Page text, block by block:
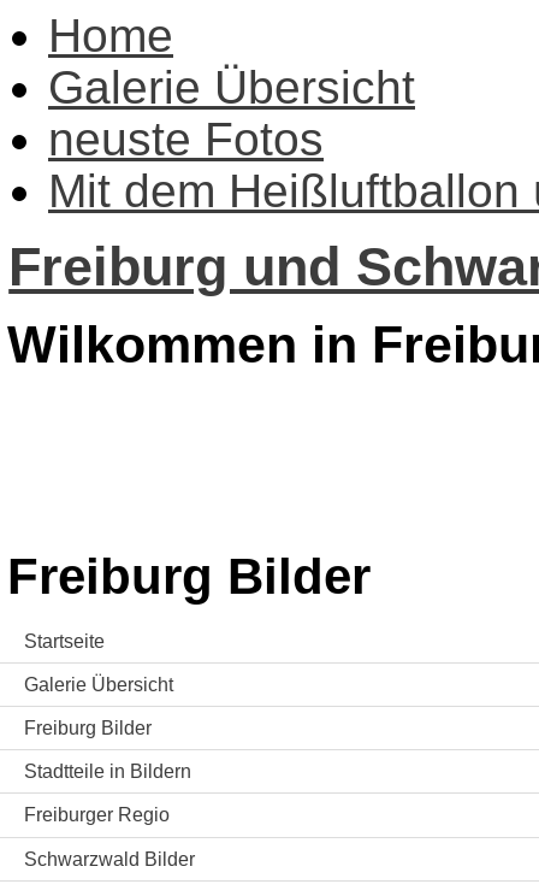
Home
Galerie Übersicht
neuste Fotos
Mit dem Heißluftballon
Freiburg und
Wilkommen in
Freiburg Bilder
Startseite
Galerie Übersicht
Freiburg Bilder
Stadtteile in Bildern
Freiburger Regio
Schwarzwald Bilder